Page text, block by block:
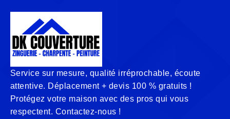
Service sur mesure, qualité irréprochable, écoute
attentive. Déplacement + devis 100 % gratuits !
Protégez votre maison avec des pros qui vous
respectent. Contactez-nous !